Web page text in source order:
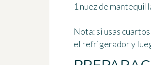
1 nuez de
Nota: si usas
el refrigerador y